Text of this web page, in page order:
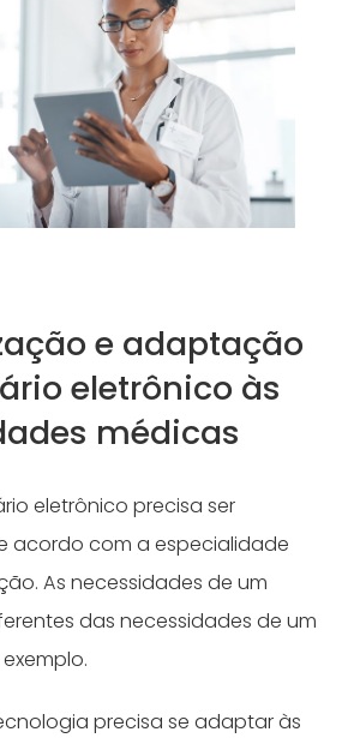
e adaptação
eletrônico às
médicas
eletrônico precisa ser
acordo com a especialidade
As necessidades de um
das necessidades de um
precisa se adaptar às